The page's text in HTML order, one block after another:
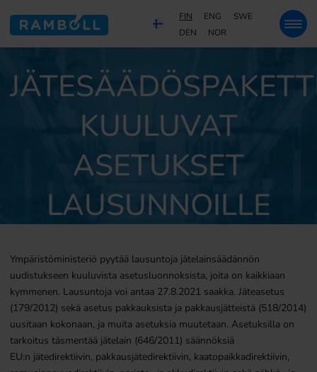
FIN ENG
SWE
DEN
NOR
KUULUVAT
ASETUKSET
LAUSUNNOILLE
Ympäristöministeriö pyytää lausuntoja jätelainsäädännön
uudistukseen kuuluvista asetusluonnoksista, joita on kaikkiaan
kymmenen. Lausuntoja voi antaa 27.8.2021 saakka. Jäteasetus
(179/2012) sekä asetus pakkauksista ja pakkausjätteistä (518/2014)
uusitaan kokonaan, ja muita asetuksia muutetaan. Asetuksilla on
tarkoitus täsmentää jätelain (646/2011) säännöksiä
EU:n jätedirektiivin, pakkausjätedirektiivin, kaatopaikkadirektiivin,